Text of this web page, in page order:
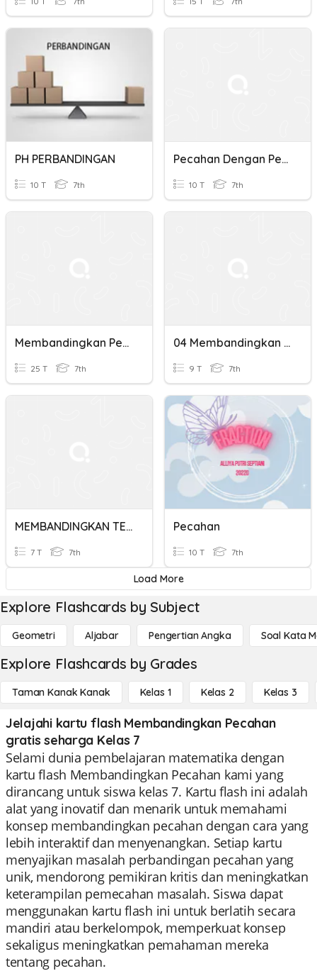
PH PERBANDINGAN
10 T 7th
Pecahan Dengan Penyebut Sama
10 T 7th
Membandingkan Pecahan
25 T 7th
04 Membandingkan Bilangan Pecahan
9 T 7th
MEMBANDINGKAN TEKS HIKAYAT DENGAN CERPEN
7 T 7th
Pecahan
10 T 7th
Load More
Explore Flashcards by Subject
Geometri Aljabar Pengertian Angka Soal Kata
Explore Flashcards by Grades
Taman Kanak Kanak Kelas 1 Kelas 2 Kelas 3
Jelajahi kartu flash Membandingkan Pecahan
gratis seharga Kelas 7
Selami dunia pembelajaran matematika dengan
kartu flash Membandingkan Pecahan kami yang
dirancang untuk siswa kelas 7. Kartu flash ini adalah
alat yang inovatif dan menarik untuk memahami
konsep membandingkan pecahan dengan cara yang
lebih interaktif dan menyenangkan. Setiap kartu
menyajikan masalah perbandingan pecahan yang
unik, mendorong pemikiran kritis dan meningkatkan
keterampilan pemecahan masalah. Siswa dapat
menggunakan kartu flash ini untuk berlatih secara
mandiri atau berkelompok, memperkuat konsep
sekaligus meningkatkan pemahaman mereka
tentang pecahan.